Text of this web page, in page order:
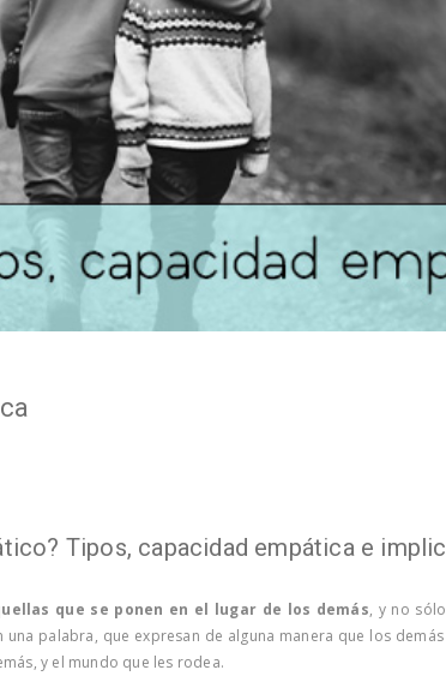
Tipos, capacidad empática e
que se ponen en el lugar de los demás, y no
una palabra, que expresan de alguna manera que los
y el mundo que les rodea.